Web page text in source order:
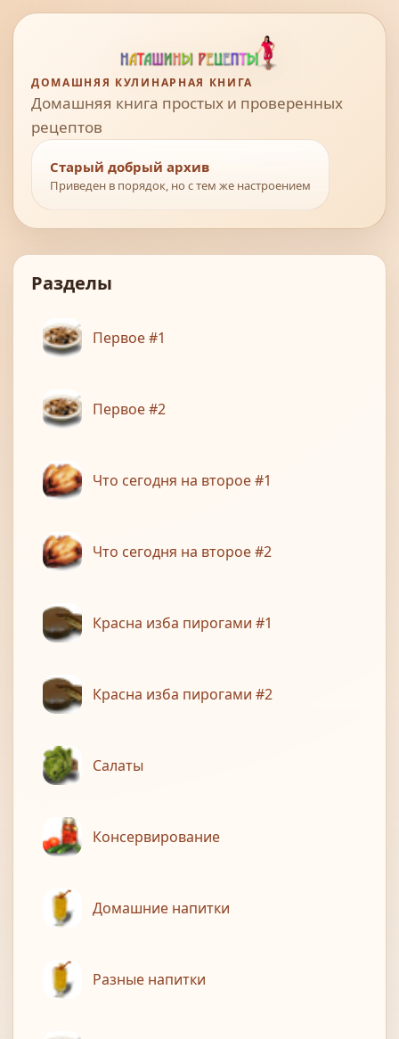
ДОМАШНЯЯ КУЛИНАРНАЯ КНИГА
Домашняя книга простых и проверенных
рецептов
Старый добрый архив
Приведен в порядок, но с тем же настроением
Разделы
Первое #1
Первое #2
Что сегодня на второе #1
Что сегодня на второе #2
Красна изба пирогами #1
Красна изба пирогами #2
Салаты
Консервирование
Домашние напитки
Разные напитки